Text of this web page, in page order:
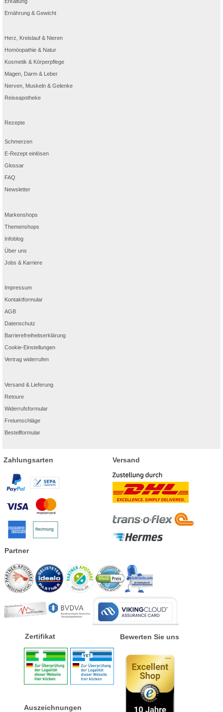
Ernährung & Gewicht
Herz, Kreislauf & Nieren
Homöopathie & Natur
Kosmetik & Körperpflege
Magen, Darm & Leber
Nerven, Muskeln & Gelenke
Reiseapotheke
Rezepte
Schmerzen
E-Rezept einlösen
Glossar
FAQ
Newsletter
Markenshops
Themenshops
Infoblog
Über uns
Jobs & Karriere
Impressum
Kontaktformular
AGB
Datenschutz
Barrierefreiheitserklärung
Cookie-Einstellungen
Vertrag widerrufen
Versand & Lieferung
Retoure
Widerrufsformular
Freiumschläge
Bestellformular
Zahlungsarten Versand
Partner
Zertifikat
Auszeichnungen
Bewerten Sie uns